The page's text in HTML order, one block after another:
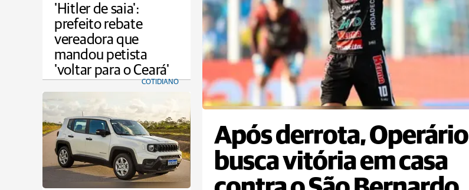
'Hitler de saia':
prefeito rebate
vereadora que
mandou petista
'voltar para o Ceará'
COTIDIANO
Após derrota, Operário
busca vitória em casa